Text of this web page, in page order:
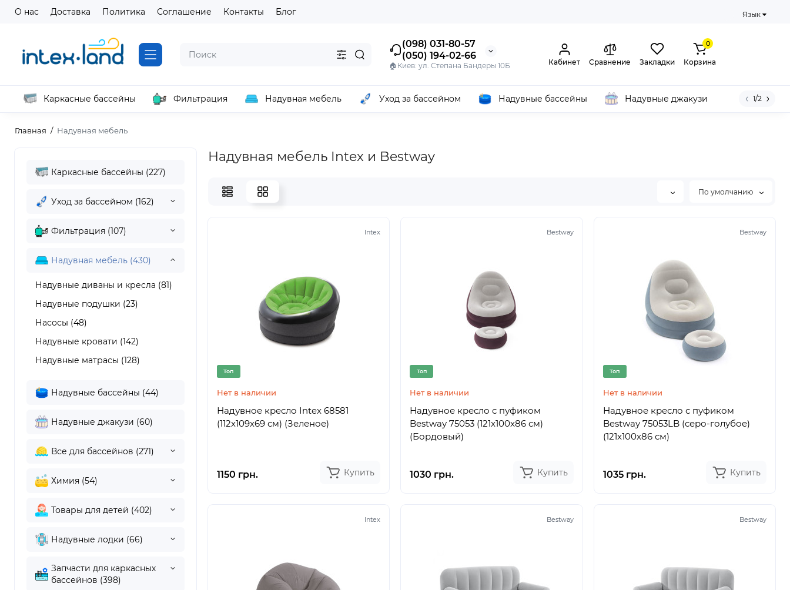
О нас Доставка Политика Соглашение Контакты Блог Язык
(098) 031-80-57
(050) 194-02-66
🏠Киев: ул. Степана Бандеры 10Б Кабинет Сравнение Закладки
0
Корзина
Каркасные бассейны Фильтрация Надувная мебель Уход за бассейном Надувные бассейны Надувные джакузи 1/2
Главная Надувная мебель
Каркасные бассейны (227)
Уход за бассейном (162)
Фильтрация (107)
Надувная мебель (430)
Надувные диваны и кресла (81)
Надувные подушки (23)
Насосы (48)
Надувные кровати (142)
Надувные матрасы (128)
Надувные бассейны (44)
Надувные джакузи (60)
Все для бассейнов (271)
Химия (54)
Товары для детей (402)
Надувные лодки (66)
Запчасти для каркасных
бассейнов (398)
Надувная мебель Intex и Bestway
По умолчанию
Intex
Топ
Нет в наличии
Надувное кресло Intex 68581
(112х109х69 см) (Зеленое)
1150 грн. Купить
Bestway
Топ
Нет в наличии
Надувное кресло с пуфиком
Bestway 75053 (121x100x86 см)
(Бордовый)
1030 грн. Купить
Bestway
Топ
Нет в наличии
Надувное кресло с пуфиком
Bestway 75053LB (серо-голубое)
(121x100x86 см)
1035 грн. Купить
Intex Bestway Bestway